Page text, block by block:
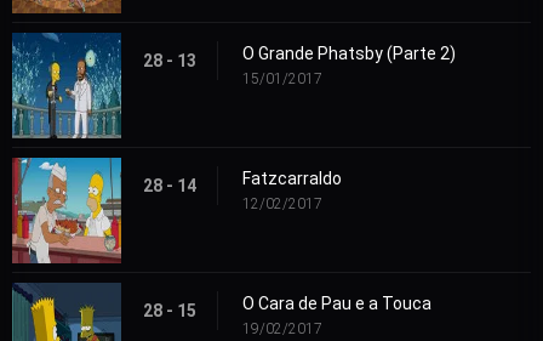
28 - 13 O Grande Phatsby (Parte 2)
15/01/2017
28 - 14 Fatzcarraldo
12/02/2017
28 - 15 O Cara de Pau e a Touca
19/02/2017